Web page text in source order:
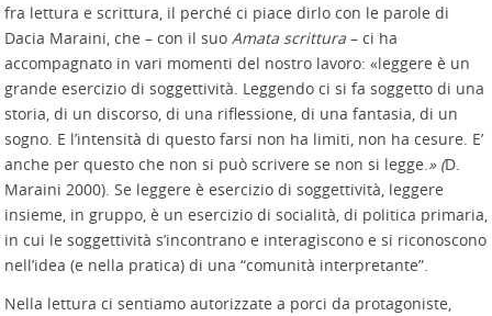
fra lettura e scrittura, il perché ci piace dirlo con le parole di
Dacia Maraini, che – con il suo Amata scrittura – ci ha
accompagnato in vari momenti del nostro lavoro: «leggere è un
grande esercizio di soggettività. Leggendo ci si fa soggetto di una
storia, di un discorso, di una riflessione, di una fantasia, di un
sogno. E l’intensità di questo farsi non ha limiti, non ha cesure. E’
anche per questo che non si può scrivere se non si legge.» (D.
Maraini 2000). Se leggere è esercizio di soggettività, leggere
insieme, in gruppo, è un esercizio di socialità, di politica primaria,
in cui le soggettività s’incontrano e interagiscono e si riconoscono
nell’idea (e nella pratica) di una “comunità interpretante”.
Nella lettura ci sentiamo autorizzate a porci da protagoniste,